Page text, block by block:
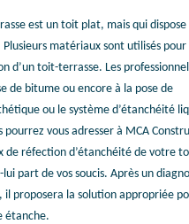
est un toit plat, mais qui dispose
matériaux sont utilisés pour
d’un toit-terrasse. Les
de bitume ou encore à la pose de
ou le système d’étanchéité
pourrez vous adresser à MCA
de réfection d’étanchéité de votre
part de vos soucis. Après un
proposera la solution appropriée
étanche.